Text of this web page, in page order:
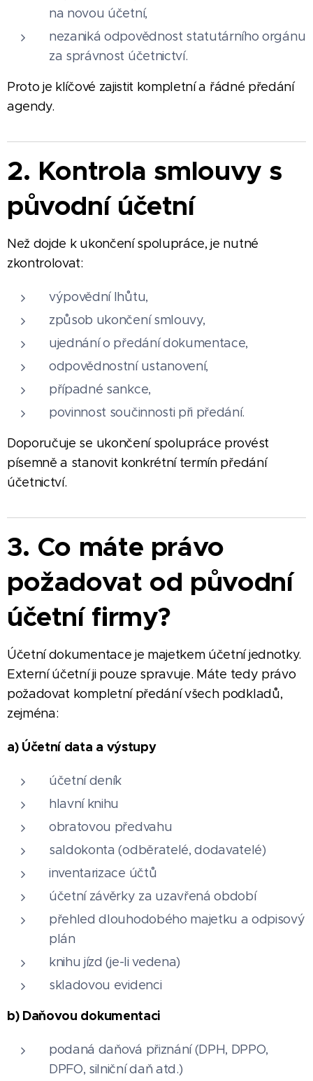
na novou účetní,
nezaniká odpovědnost statutárního orgánu
za správnost účetnictví.
Proto je klíčové zajistit kompletní a řádné předání
agendy.
2. Kontrola smlouvy s
původní účetní
Než dojde k ukončení spolupráce, je nutné
zkontrolovat:
výpovědní lhůtu,
způsob ukončení smlouvy,
ujednání o předání dokumentace,
odpovědnostní ustanovení,
případné sankce,
povinnost součinnosti při předání.
Doporučuje se ukončení spolupráce provést
písemně a stanovit konkrétní termín předání
účetnictví.
3. Co máte právo
požadovat od původní
účetní firmy?
Účetní dokumentace je majetkem účetní jednotky.
Externí účetní ji pouze spravuje. Máte tedy právo
požadovat kompletní předání všech podkladů,
zejména:
a) Účetní data a výstupy
účetní deník
hlavní knihu
obratovou předvahu
saldokonta (odběratelé, dodavatelé)
inventarizace účtů
účetní závěrky za uzavřená období
přehled dlouhodobého majetku a odpisový
plán
knihu jízd (je-li vedena)
skladovou evidenci
b) Daňovou dokumentaci
podaná daňová přiznání (DPH, DPPO,
DPFO, silniční daň atd.)